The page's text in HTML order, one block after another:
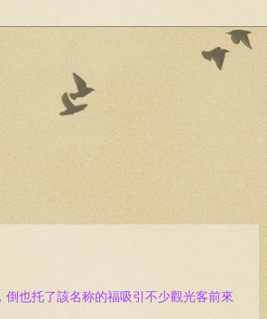
也托了該名称的福吸引不少觀光客前來